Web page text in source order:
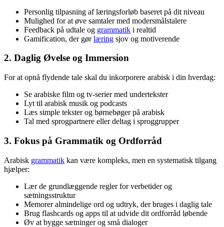
Personlig tilpasning af læringsforløb baseret på dit niveau
Mulighed for at øve samtaler med modersmålstalere
Feedback på udtale og grammatik i realtid
Gamification, der gørlæring sjov og motiverende
2. Daglig Øvelse og Immersion
For at opnå flydende tale skal du inkorporere arabisk i din hverdag:
Se arabiske film og tv-serier med undertekster
Lyt til arabisk musik og podcasts
Læs simple tekster og børnebøger på arabisk
Tal med sprogpartnere eller deltag i sproggrupper
3. Fokus på Grammatik og Ordforråd
Arabisk grammatik kan være kompleks, men en systematisk tilgang
hjælper:
Lær de grundlæggende regler for verbetider og
sætningsstruktur
Memorer almindelige ord og udtryk, der bruges i daglig tale
Brug flashcards og apps til at udvide dit ordforråd løbende
Øv at bygge sætninger og små dialoger